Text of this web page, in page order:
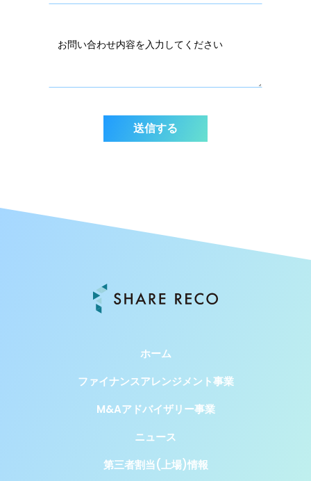
ホーム
ファイナンスアレンジメント事業
M&Aアドバイザリー事業
ニュース
第三者割当(上場)情報